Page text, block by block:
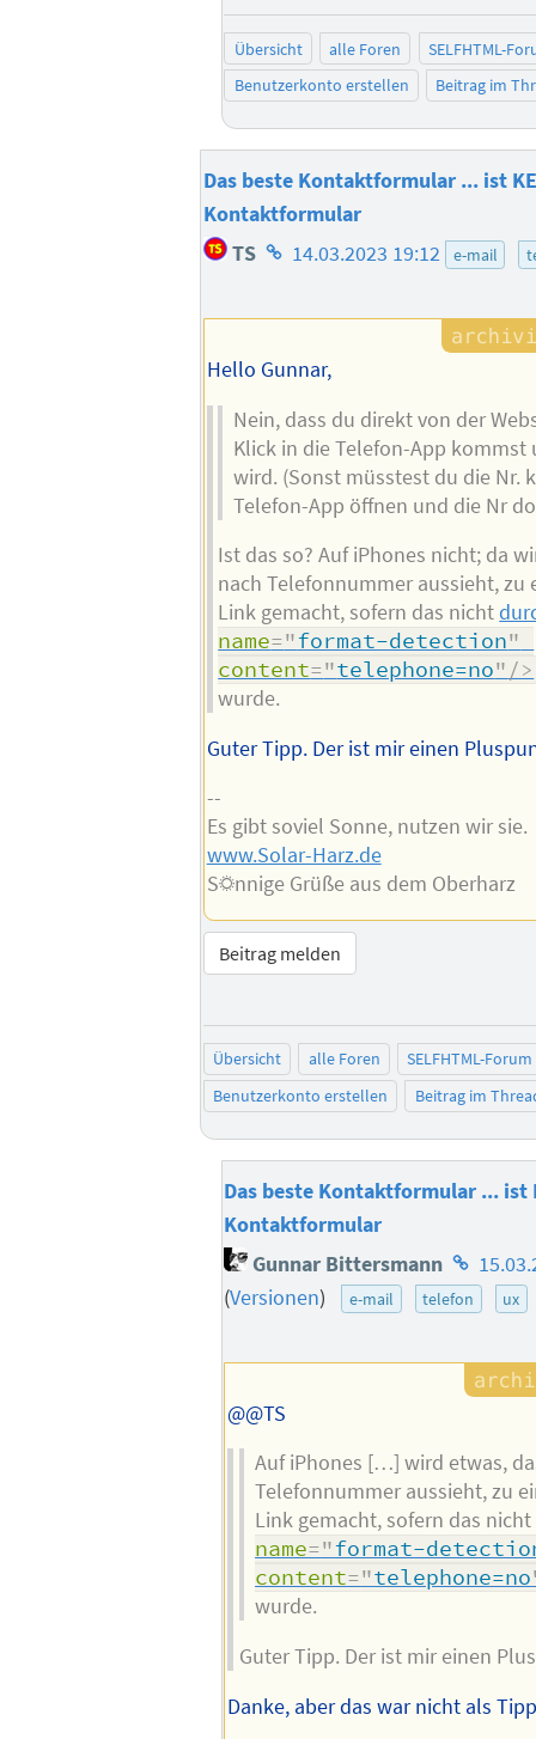
Übersicht alle Foren
SELFHTML-
Benutzerkonto erstellen
Beitrag im
Das beste Kontaktformular ... ist
Kontaktformular
TS Homepage
Autors
14.03.2023 19:12 e-mail
Hello Gunnar,
Nein, dass du direkt von der
Klick in die Telefon-App kommst
wird. (Sonst müsstest du die Nr.
Telefon-App öffnen und die Nr
Ist das so? Auf iPhones nicht; da
nach Telefonnummer aussieht, zu
Link gemacht, sofern das nicht
name="format-detection"
content="telephone=no" />
wurde.
Guter Tipp. Der ist mir einen
--
Es gibt soviel Sonne, nutzen wir sie.
www.Solar-Harz.de
S☼nnige Grüße aus dem Oberharz
Beitrag melden
Übersicht alle Foren
SELFHTML-Forum
Benutzerkonto erstellen
Beitrag im
Das beste Kontaktformular ... ist
Kontaktformular
Gunnar Bittersmann
des
(Versionen) e-mail telefon ux
@@TS
Auf iPhones […] wird etwas,
Telefonnummer aussieht, zu
Link gemacht, sofern das nicht
name="format-
content="telephone=no
wurde.
Guter Tipp. Der ist mir einen
Danke, aber das war nicht als